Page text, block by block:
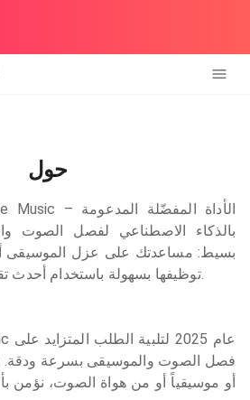
حول
بالذكاء الاصطناعي لفصل الصوت
بسيط: مساعدتك على عزل الموسيقى
توظيفها بسهولة باستخدام أحدث تقنيات الذكاء الاصطناعي.
فصل الصوت والموسيقى بسرعة
أو موسيقياً أو من هواة الصوت، نؤمن